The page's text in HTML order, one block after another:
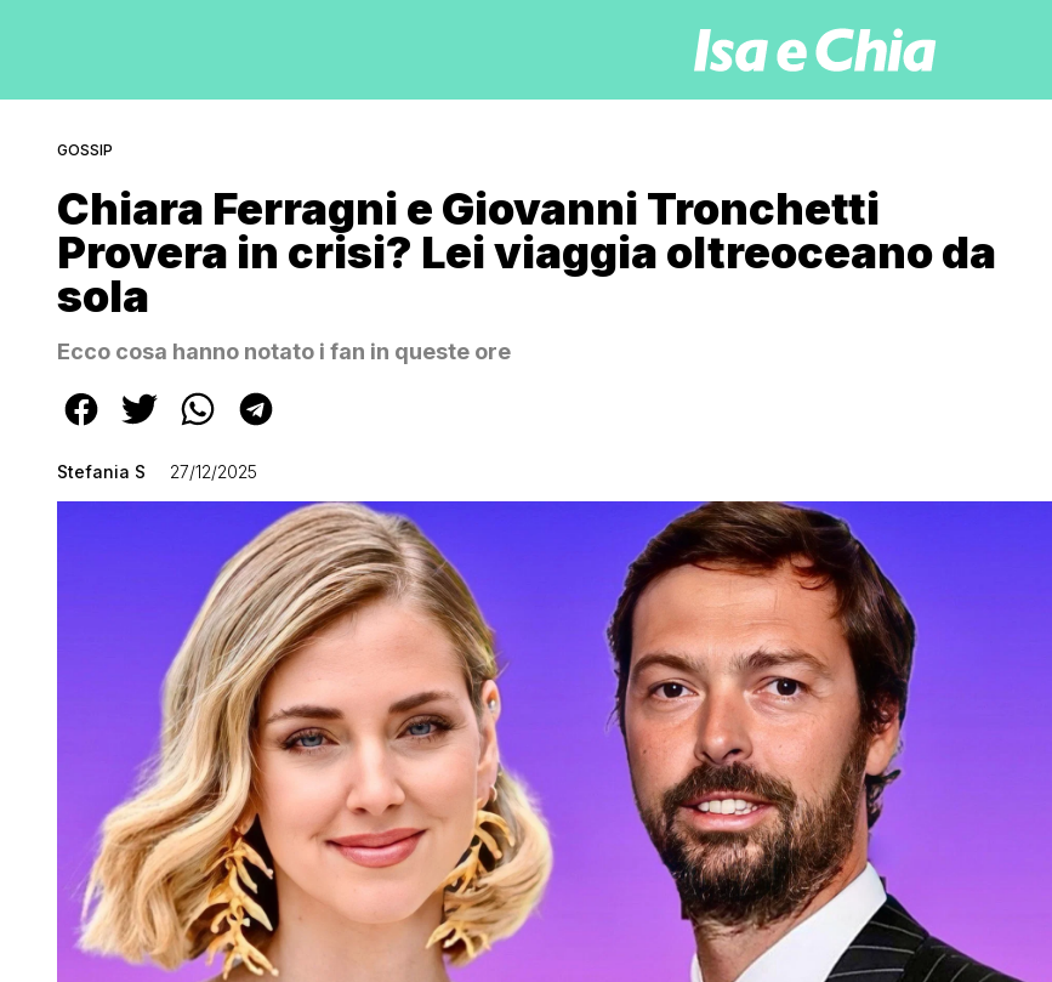
GOSSIP
Chiara Ferragni e Giovanni Tronchetti
Provera in crisi? Lei viaggia oltreoceano da
sola
Ecco cosa hanno notato i fan in queste ore
Stefania S 27/12/2025